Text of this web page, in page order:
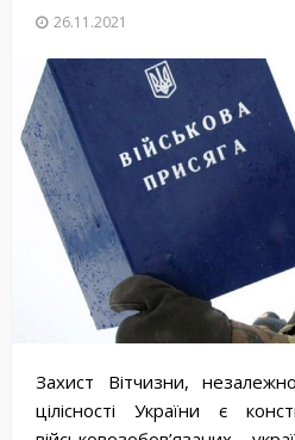
26.11.2021
Захист Вітчизни,
цілісності України є